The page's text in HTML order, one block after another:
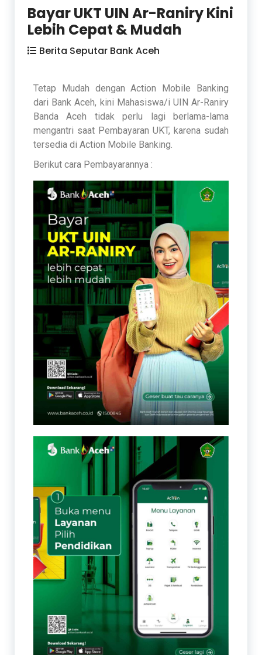
Bayar UKT UIN Ar-Raniry Kini
Lebih Cepat & Mudah
Berita Seputar Bank Aceh
Tetap Mudah dengan Action Mobile Banking
dari Bank Aceh, kini Mahasiswa/i UIN Ar-Raniry
Banda Aceh tidak perlu lagi berlama-lama
mengantri saat Pembayaran UKT, karena sudah
tersedia di Action Mobile Banking.
Berikut cara Pembayarannya :